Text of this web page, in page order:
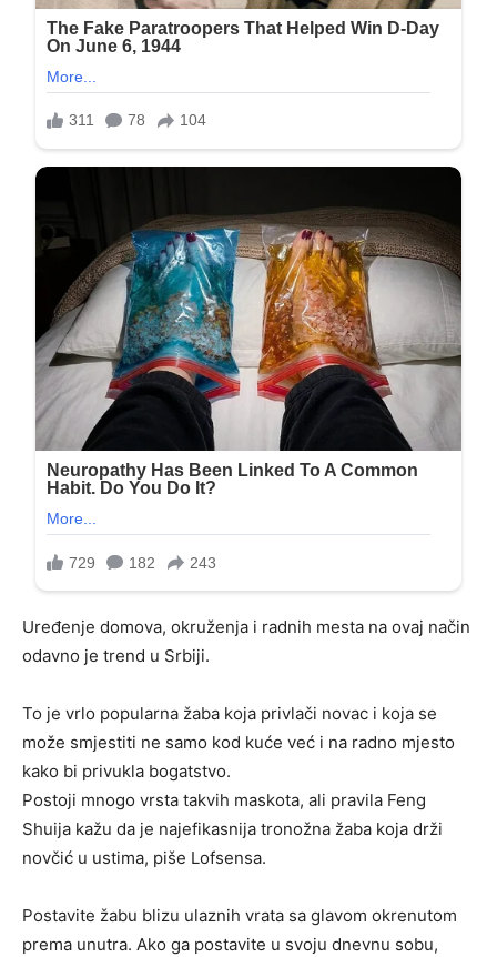
Uređenje domova, okruženja i radnih mesta na ovaj način
odavno je trend u Srbiji.
To je vrlo popularna žaba koja privlači novac i koja se
može smjestiti ne samo kod kuće već i na radno mjesto
kako bi privukla bogatstvo.
Postoji mnogo vrsta takvih maskota, ali pravila Feng
Shuija kažu da je najefikasnija tronožna žaba koja drži
novčić u ustima, piše Lofsensa.
Postavite žabu blizu ulaznih vrata sa glavom okrenutom
prema unutra. Ako ga postavite u svoju dnevnu sobu,